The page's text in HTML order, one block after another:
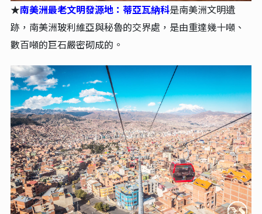
★南美洲最老文明發源地：蒂亞瓦納科是南美洲文明遺
跡，南美洲玻利維亞與秘魯的交界處，是由重達幾十噸、
數百噸的巨石嚴密砌成的。